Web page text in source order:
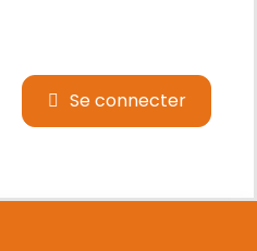
Se connecter